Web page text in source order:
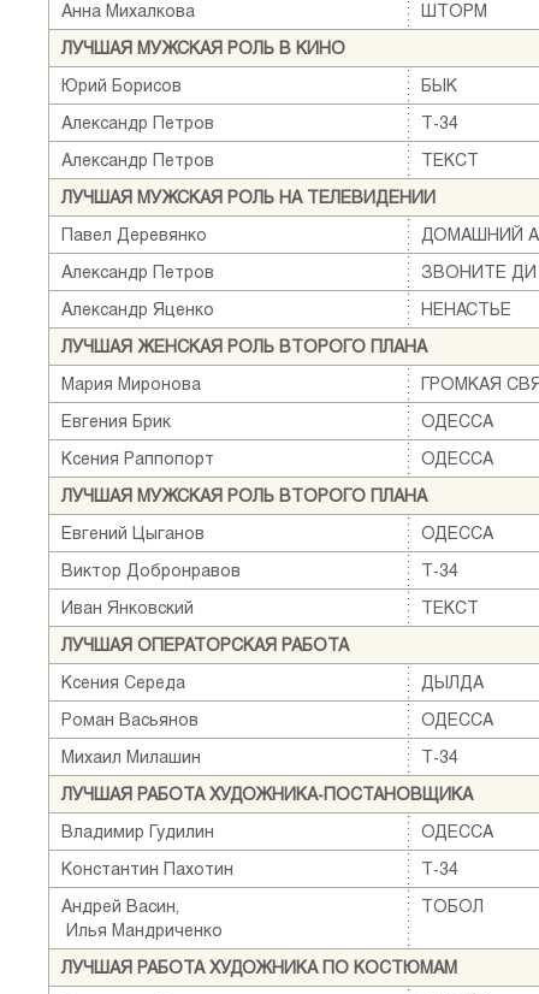
Анна Михалкова
ШТОРМ
ЛУЧШАЯ МУЖСКАЯ РОЛЬ В КИНО
Юрий Борисов
БЫК
Александр Петров
Т-34
Александр Петров
ТЕКСТ
ЛУЧШАЯ МУЖСКАЯ РОЛЬ НА ТЕЛЕВИДЕНИИ
Павел Деревянко
ДОМАШНИЙ
Александр Петров
ЗВОНИТЕ
Александр Яценко
НЕНАСТЬЕ
ЛУЧШАЯ ЖЕНСКАЯ РОЛЬ ВТОРОГО ПЛАНА
Мария Миронова
ГРОМКАЯ
Евгения Брик
ОДЕССА
Ксения Раппопорт
ОДЕССА
ЛУЧШАЯ МУЖСКАЯ РОЛЬ ВТОРОГО ПЛАНА
Евгений Цыганов
ОДЕССА
Виктор Добронравов
Т-34
Иван Янковский
ТЕКСТ
ЛУЧШАЯ ОПЕРАТОРСКАЯ РАБОТА
Ксения Середа
ДЫЛДА
Роман Васьянов
ОДЕССА
Михаил Милашин
Т-34
ЛУЧШАЯ РАБОТА ХУДОЖНИКА-ПОСТАНОВЩИКА
Владимир Гудилин
ОДЕССА
Константин Пахотин
Т-34
Андрей Васин,
Илья Мандриченко
ТОБОЛ
ЛУЧШАЯ РАБОТА ХУДОЖНИКА ПО КОСТЮМАМ